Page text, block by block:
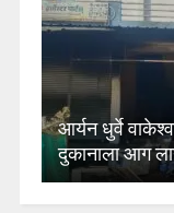
आर्यन धुर्वे
दुकानाला आग